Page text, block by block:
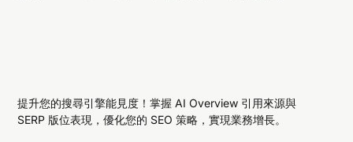
提升您的搜尋引擎能見度！掌握 AI Overview 引用來源與
SERP 版位表現，優化您的 SEO 策略，實現業務增長。